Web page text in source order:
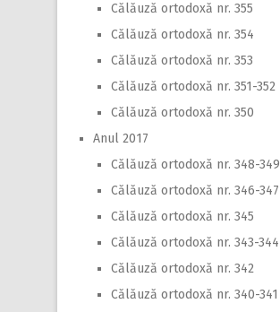
Călăuză ortodoxă nr. 355
Călăuză ortodoxă nr. 354
Călăuză ortodoxă nr. 353
Călăuză ortodoxă nr. 351-352
Călăuză ortodoxă nr. 350
Anul 2017
Călăuză ortodoxă nr. 348-349
Călăuză ortodoxă nr. 346-347
Călăuză ortodoxă nr. 345
Călăuză ortodoxă nr. 343-344
Călăuză ortodoxă nr. 342
Călăuză ortodoxă nr. 340-341